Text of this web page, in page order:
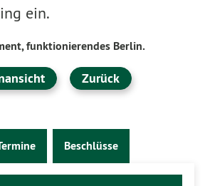
ein.
funktionierendes Berlin.
Zurück
Beschlüsse